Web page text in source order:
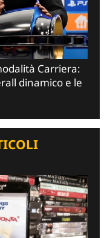
Carriera:
dinamico e le